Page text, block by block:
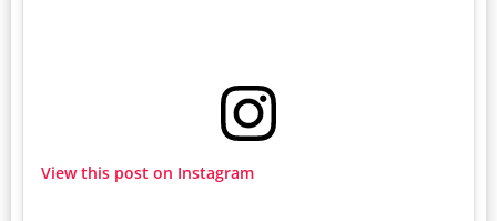
View this post on Instagram